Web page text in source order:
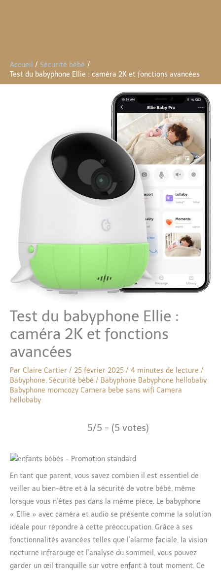
Accueil
Sécurité bébé
Test du babyphone Ellie : caméra 2K et fonctions avancées
Test du babyphone Ellie :
caméra 2K et fonctions
avancées
Par Claire Cartier / 25 février 2025 / 4 minutes de lecture /
Babyphone, Sécurité bébé / Babyphone Babyphone hellobaby
Babyphone momcozy Camera bebe sans wifi Camera
hellobaby
5/5 - (5 votes)
En tant que parent, vous savez combien il est essentiel de
veiller au bien-être et à la sécurité de votre bébé, même
lorsque vous n’êtes pas dans la même pièce. Le babyphone
« Ellie » avec caméra et audio se présente comme la solution
idéale pour répondre à cette préoccupation. Grâce à ses
fonctionnalités avancées telles que l’alarme faciale, la vision
nocturne infrarouge et l’analyse du sommeil, vous pouvez
garder un œil tranquille sur votre enfant à tout moment. Ce